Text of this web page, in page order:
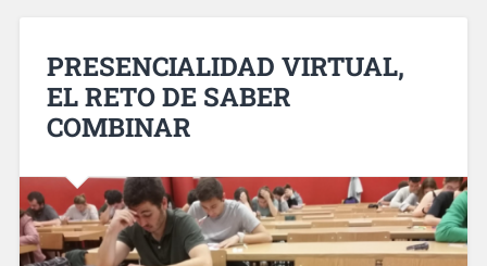
PRESENCIALIDAD VIRTUAL,
EL RETO DE SABER
COMBINAR